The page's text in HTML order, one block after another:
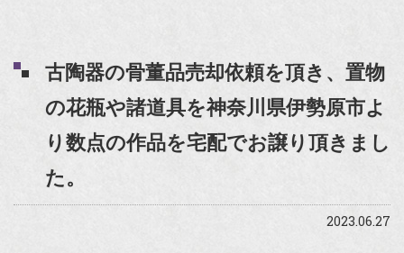
古陶器の骨董品売却依頼を頂き、置物
の花瓶や諸道具を神奈川県伊勢原市よ
り数点の作品を宅配でお譲り頂きまし
た。
2023.06.27